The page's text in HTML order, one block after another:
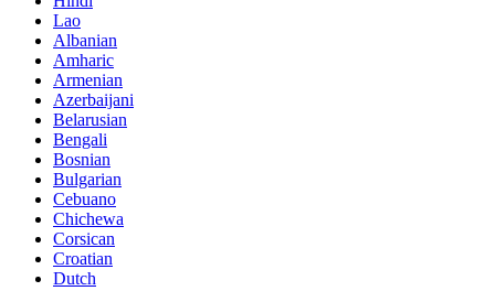
Lao
Albanian
Amharic
Armenian
Azerbaijani
Belarusian
Bengali
Bosnian
Bulgarian
Cebuano
Chichewa
Corsican
Croatian
Dutch